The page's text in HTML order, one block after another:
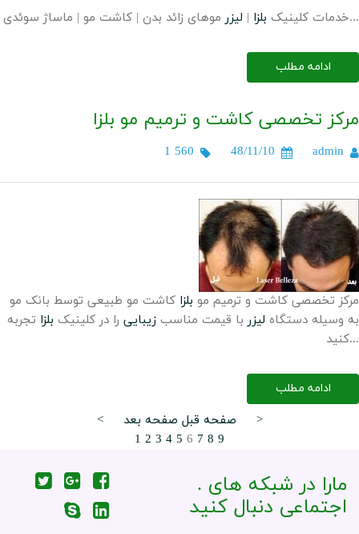
خدمات کلینیک بلزا | لیزر موهای زائد بدن | کاشت مو | ماساژ سوئدی...
ادامه مطلب
مرکز تخصصی کاشت و ترمیم مو بلزا
admin
48/11/10
1 560
مرکز تخصصی کاشت و ترمیم مو بلزا کاشت مو طبیعی توسط بانک مو
به وسیله دستگاه لیزر با قیمت مناسب زیبایی را در کلینیک بلزا تجربه
کنید...
ادامه مطلب
< صفحه قبل صفحه بعد >
1 2 3 4 5 6 7 8 9
. مارا در شبکه های
اجتماعی دنبال کنید